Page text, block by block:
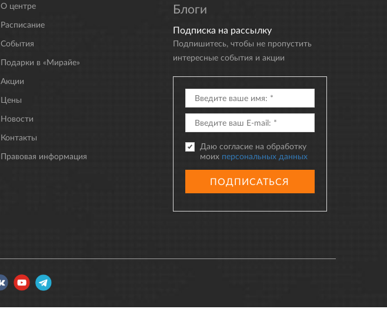
О центре
Расписание
События
Подарки в «Мирайе»
Акции
Цены
Новости
Контакты
Правовая информация
Блоги
Подписка на рассылку
Подпишитесь, чтобы не пропустить
интересные события и акции
Даю согласие на обработку
моих персональных данных
ПОДПИСАТЬСЯ